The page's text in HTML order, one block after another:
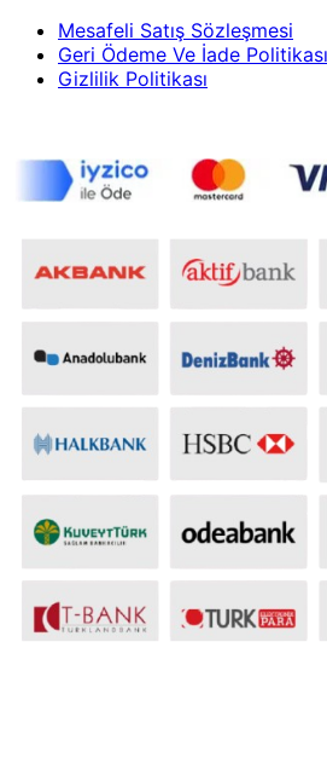
Mesafeli Satış Sözleşmesi
Geri Ödeme Ve İade Politikası
Gizlilik Politikası